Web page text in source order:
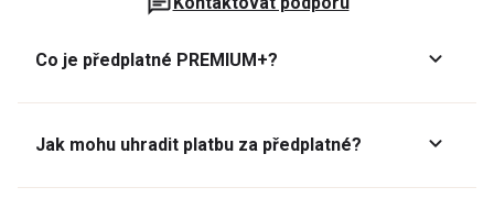
Co je předplatné PREMIUM+?
Jak mohu uhradit platbu za předplatné?